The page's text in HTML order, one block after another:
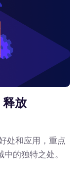
放
处和应用，重点
的独特之处。